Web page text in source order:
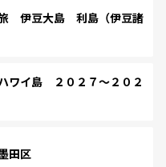
伊豆大島 利島（伊豆諸
イ島 ２０２７～２０２
田区